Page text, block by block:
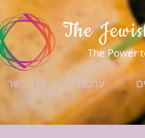
The
The Power
ערכות צרו קשר